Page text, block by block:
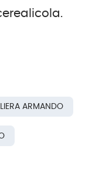
ARMANDO